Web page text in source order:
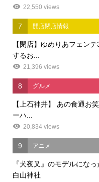
22,550 views
7 開店閉店情報
【閉店】ゆめりあフェン
するお...
21,396 views
8 グルメ
【上石神井】 あの食通お
ーハ...
20,834 views
9 アニメ
『犬夜叉』のモデルにな
白山神社